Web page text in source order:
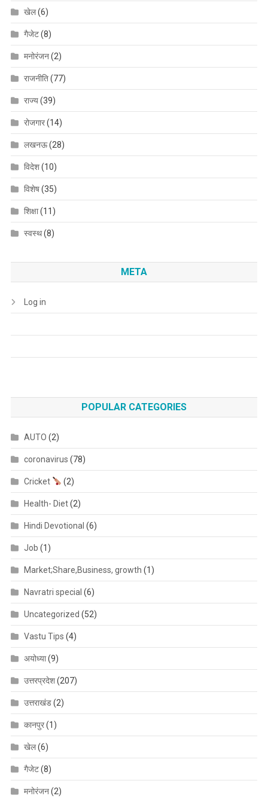
खेल(6)
गैजेट(8)
मनोरंजन(2)
राजनीति(77)
राज्य(39)
रोजगार(14)
लखनऊ(28)
विदेश(10)
विशेष(35)
शिक्षा(11)
स्वस्थ(8)
META
Log in
POPULAR CATEGORIES
AUTO (2)
coronavirus (78)
Cricket (2)
Health- Diet(2)
Hindi Devotional (6)
Job (1)
Market;Share,Business, growth (1)
Navratri special (6)
Uncategorized (52)
Vastu Tips (4)
अयोध्या(9)
उत्तरप्रदेश(207)
उत्तराखंड(2)
कानपुर(1)
खेल(6)
गैजेट(8)
मनोरंजन(2)